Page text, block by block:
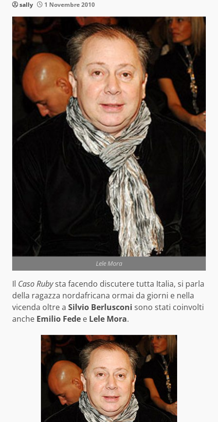
sally 1 Novembre 2010
Lele Mora
Il Caso Rubysta facendo discutere tutta Italia, si parla
della ragazza nordafricana ormai da giorni e nella
vicenda oltre a Silvio Berlusconi sono stati coinvolti
anche Emilio Fede e Lele Mora.